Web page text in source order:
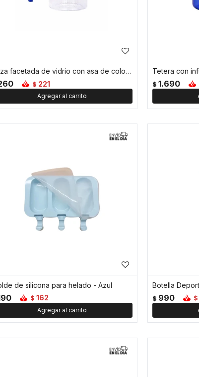
Taza facetada de vidrio con asa de color - 350ml - Azul
$ 221 $ 1.690
de silicona para helado - Azul
$ 162 $ 990 $